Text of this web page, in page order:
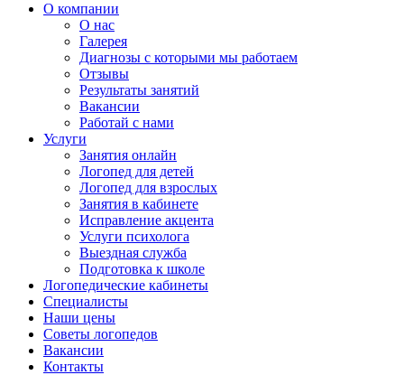
О компании
О нас
Галерея
Диагнозы с которыми мы работаем
Отзывы
Результаты занятий
Вакансии
Работай с нами
Услуги
Занятия онлайн
Логопед для детей
Логопед для взрослых
Занятия в кабинете
Исправление акцента
Услуги психолога
Выездная служба
Подготовка к школе
Логопедические кабинеты
Специалисты
Наши цены
Советы логопедов
Вакансии
Контакты